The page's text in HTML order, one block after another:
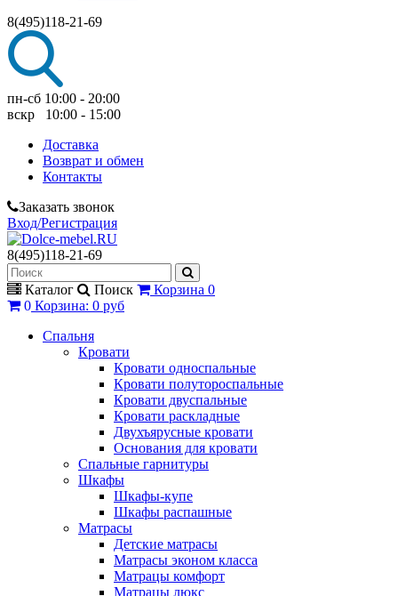
8(495)118-21-69
пн-сб 10:00 - 20:00
вскр 10:00 - 15:00
Доставка
Возврат и обмен
Контакты
Заказать звонок
Вход/Регистрация
8(495)118-21-69
Каталог Поиск Корзина 0
0 Корзина: 0 руб
Спальня
Кровати
Кровати односпальные
Кровати полутороспальные
Кровати двуспальные
Кровати раскладные
Двухъярусные кровати
Основания для кровати
Спальные гарнитуры
Шкафы
Шкафы-купе
Шкафы распашные
Матрасы
Детские матрасы
Матрасы эконом класса
Матрацы комфорт
Матрацы люкс